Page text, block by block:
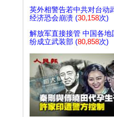
英外相警告若中共对台动
经济恐会崩溃 (30,158次)
解放军直接接管 中国各地
纷成立武装部 (80,858次)